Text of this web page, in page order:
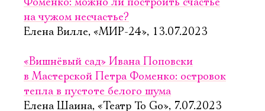
на чужом несчастье?
Елена Вилле, «МИР-24», 13.07.2023
«Вишнёвый сад» Ивана Поповски
в Мастерской Петра Фоменко: островок
тепла в пустоте белого шума
Елена Шаина, «Театр To Go», 7.07.2023
Ознакомиться